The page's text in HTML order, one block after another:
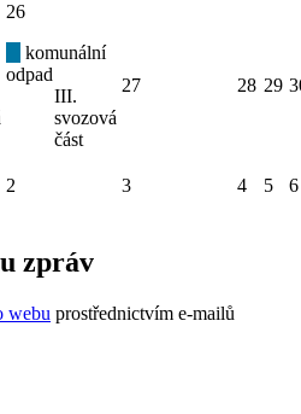
26
komunální
odpad
III.
svozová
část
27 28 29
2 3 4 5
6
zpráv
webu prostřednictvím e-mailů